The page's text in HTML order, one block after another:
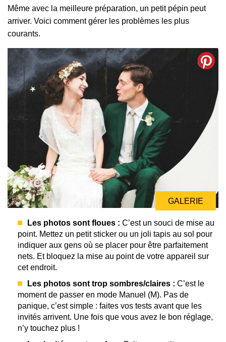
Même avec la meilleure préparation, un petit pépin peut
arriver. Voici comment gérer les problèmes les plus
courants.
GALERIE
Les photos sont floues : C’est un souci de mise au
point. Mettez un petit sticker ou un joli tapis au sol pour
indiquer aux gens où se placer pour être parfaitement
nets. Et bloquez la mise au point de votre appareil sur
cet endroit.
Les photos sont trop sombres/claires : C’est le
moment de passer en mode Manuel (M). Pas de
panique, c’est simple : faites vos tests avant que les
invités arrivent. Une fois que vous avez le bon réglage,
n’y touchez plus !